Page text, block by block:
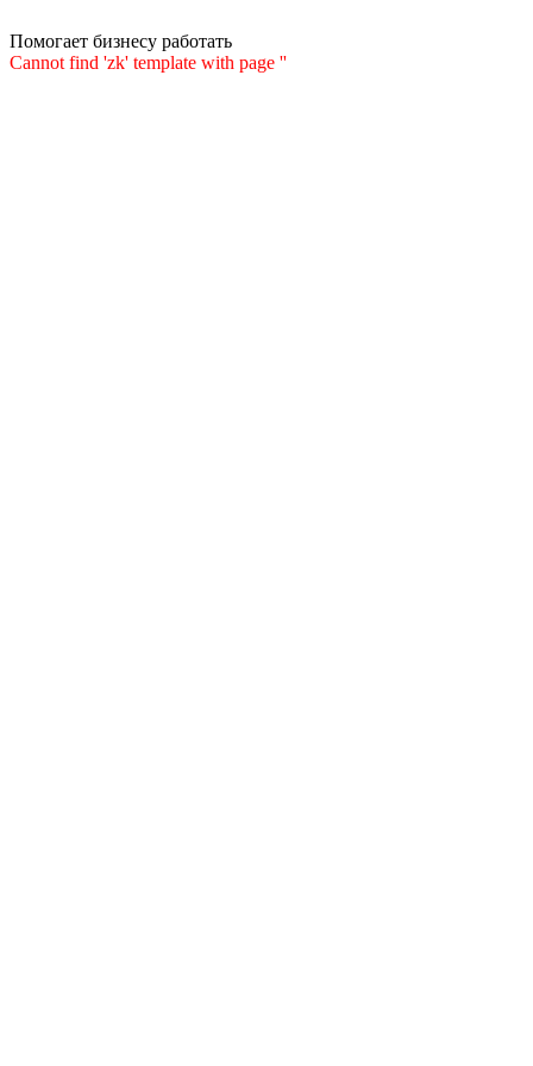
Помогает бизнесу работать
Cannot find 'zk' template with page ''